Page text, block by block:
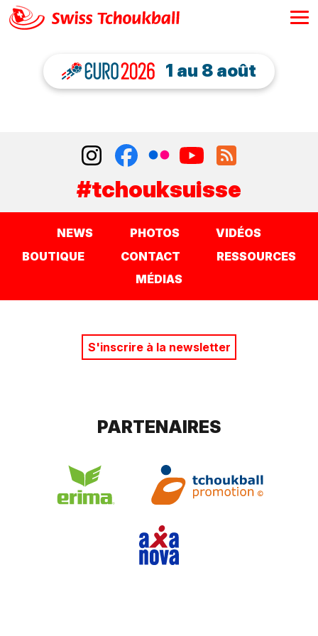
1 au 8 août
#tchouksuisse
NEWS PHOTOS
VIDÉOS
BOUTIQUE
CONTACT
RESSOURCES
MÉDIAS
S'inscrire à la newsletter
PARTENAIRES